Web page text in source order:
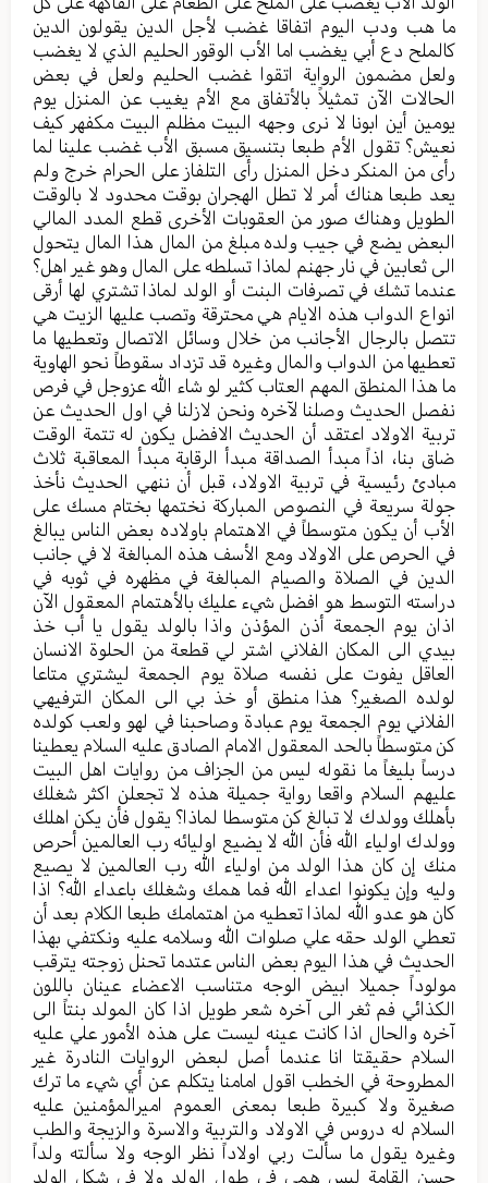
ما هب ودب اليوم اتفاقا غضب لأجل الدين يقولون الدين
كالملح دع أبي يغضب اما الأب الوقور الحليم الذي لا يغضب
ولعل مضمون الرواية اتقوا غضب الحليم ولعل في بعض
الحالات الآن تمثيلاً بالأتفاق مع الأم يغيب عن المنزل يوم
يومين أين ابونا لا نرى وجهه البيت مظلم البيت مكفهر كيف
نعيش؟ تقول الأم طبعا بتنسيق مسبق الأب غضب علينا لما
رأى من المنكر دخل المنزل رأى التلفاز على الحرام خرج ولم
يعد طبعا هناك أمر لا تطل الهجران بوقت محدود لا بالوقت
الطويل وهناك صور من العقوبات الأخرى قطع المدد المالي
البعض يضع في جيب ولده مبلغ من المال هذا المال يتحول
الى ثعابين في نار جهنم لماذا تسلطه على المال وهو غير اهل؟
عندما تشك في تصرفات البنت أو الولد لماذا تشتري لها أرقى
انواع الدواب هذه الايام هي محترقة وتصب عليها الزيت هي
تتصل بالرجال الأجانب من خلال وسائل الاتصال وتعطيها ما
تعطيها من الدواب والمال وغيره قد تزداد سقوطاً نحو الهاوية
ما هذا المنطق المهم العتاب كثير لو شاء الله عزوجل في فرص
نفصل الحديث وصلنا لآخره ونحن لازلنا في اول الحديث عن
تربية الاولاد اعتقد أن الحديث الافضل يكون له تتمة الوقت
ضاق بنا، اذاً مبدأ الصداقة مبدأ الرقابة مبدأ المعاقبة ثلاث
مبادئ رئيسية في تربية الاولاد، قبل أن ننهي الحديث نأخذ
جولة سريعة في النصوص المباركة نختمها بختام مسك على
الأب أن يكون متوسطاً في الاهتمام باولاده بعض الناس يبالغ
في الحرص على الاولاد ومع الأسف هذه المبالغة لا في جانب
الدين في الصلاة والصيام المبالغة في مظهره في ثوبه في
دراسته التوسط هو افضل شيء عليك بالأهتمام المعقول الآن
اذان يوم الجمعة أذن المؤذن واذا بالولد يقول يا أب خذ
بيدي الى المكان الفلاني اشتر لي قطعة من الحلوة الانسان
العاقل يفوت على نفسه صلاة يوم الجمعة ليشتري متاعا
لولده الصغير؟ هذا منطق أو خذ بي الى المكان الترفيهي
الفلاني يوم الجمعة يوم عبادة وصاحبنا في لهو ولعب كولده
كن متوسطاً بالحد المعقول الامام الصادق عليه السلام يعطينا
درساً بليغاً ما نقوله ليس من الجزاف من روايات اهل البيت
عليهم السلام واقعا رواية جميلة هذه لا تجعلن اكثر شغلك
بأهلك وولدك لا تبالغ كن متوسطا لماذا؟ يقول فأن يكن اهلك
وولدك اولياء الله فأن الله لا يضيع اوليائه رب العالمين أحرص
منك إن كان هذا الولد من اولياء الله رب العالمين لا يصيع
وليه وإن يكونوا اعداء الله فما همك وشغلك باعداء الله؟ اذا
كان هو عدو الله لماذا تعطيه من اهتمامك طبعا الكلام بعد أن
تعطي الولد حقه علي صلوات الله وسلامه عليه ونكتفي بهذا
الحديث في هذا اليوم بعض الناس عتدما تحنل زوجته يترقب
مولوداً جميلا ابيض الوجه متناسب الاعضاء عينان باللون
الكذائي فم ثغر الى آخره شعر طويل اذا كان المولد بنتاً الى
آخره والحال اذا كانت عينه ليست على هذه الأمور علي عليه
السلام حقيقتا انا عندما أصل لبعض الروايات النادرة غير
المطروحة في الخطب اقول امامنا يتكلم عن أي شيء ما ترك
صغيرة ولا كبيرة طبعا بمعنى العموم اميرالمؤمنين عليه
السلام له دروس في الاولاد والتربية والاسرة والزيجة والطب
وغيره يقول ما سألت ربي اولاداً نظر الوجه ولا سألته ولداً
حسن القامة ليس همي في طول الولد ولا في شكل الولد